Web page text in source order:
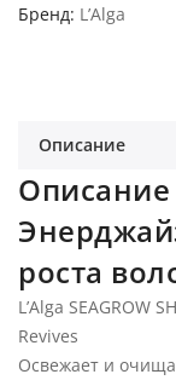
Бренд L’Alga
Описание
Описание
роста
L’Alga SEAGROW
Revives
Освежает и